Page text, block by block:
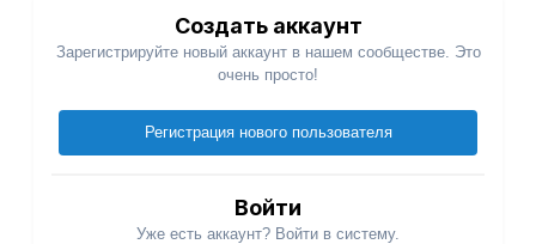
Создать аккаунт
Зарегистрируйте новый аккаунт в нашем сообществе. Это
очень просто!
Регистрация нового пользователя
Войти
Уже есть аккаунт? Войти в систему.